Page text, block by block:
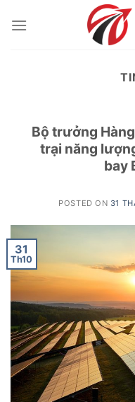
Bộ trưởng
trại năng
bay
POSTED ON 31
31
Th10